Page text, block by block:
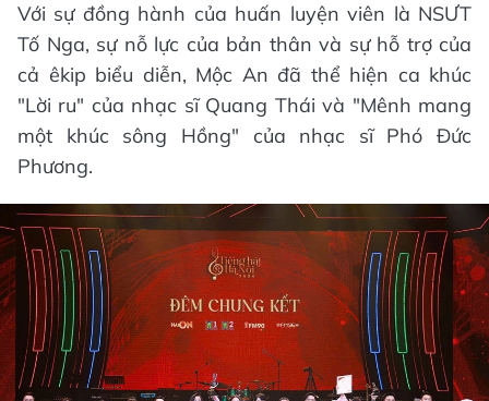
Với sự đồng hành của huấn luyện viên là NSƯT
Tố Nga, sự nỗ lực của bản thân và sự hỗ trợ của
cả êkip biểu diễn, Mộc An đã thể hiện ca khúc
"Lời ru" của nhạc sĩ Quang Thái và "Mênh mang
một khúc sông Hồng" của nhạc sĩ Phó Đức
Phương.